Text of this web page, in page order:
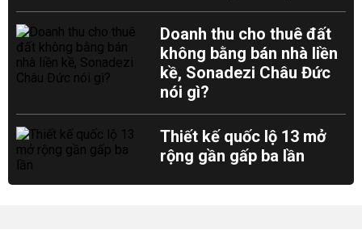
Doanh thu cho thuê đất
không bằng bán nhà liền
kề, Sonadezi Châu Đức
nói gì?
Thiết kế quốc lộ 13 mở
rộng gần gấp ba lần